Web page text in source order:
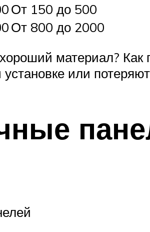
От 150 до 500
От 800 до 2000
материал?
или